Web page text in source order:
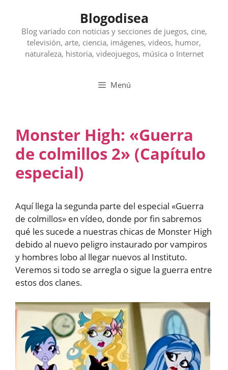
contenido
Blogodisea
Blog variado con noticias y secciones de juegos, cine,
televisión, arte, ciencia, imágenes, videos, humor,
naturaleza, historia, videojuegos, música o Internet
Menú
Monster High: «Guerra
de colmillos 2» (Capítulo
especial)
Aquí llega la segunda parte del especial «Guerra
de colmillos» en vídeo, donde por fin sabremos
qué les sucede a nuestras chicas de Monster High
debido al nuevo peligro instaurado por vampiros
y hombres lobo al llegar nuevos al Instituto.
Veremos si todo se arregla o sigue la guerra entre
estos dos clanes.